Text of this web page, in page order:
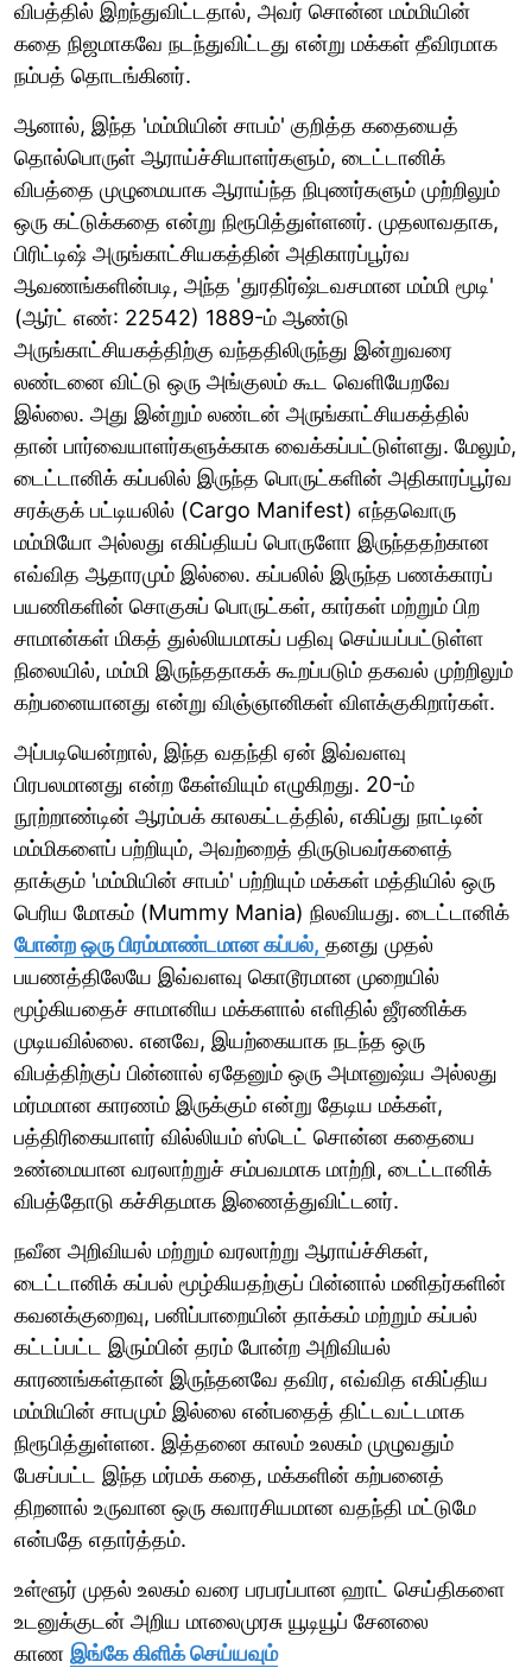
விபத்தில் இறந்துவிட்டதால், அவர் சொன்ன மம்மியின்
கதை நிஜமாகவே நடந்துவிட்டது என்று மக்கள் தீவிரமாக
நம்பத் தொடங்கினர்.
ஆனால், இந்த 'மம்மியின் சாபம்' குறித்த கதையைத்
தொல்பொருள் ஆராய்ச்சியாளர்களும், டைட்டானிக்
விபத்தை முழுமையாக ஆராய்ந்த நிபுணர்களும் முற்றிலும்
ஒரு கட்டுக்கதை என்று நிரூபித்துள்ளனர். முதலாவதாக,
பிரிட்டிஷ் அருங்காட்சியகத்தின் அதிகாரப்பூர்வ
ஆவணங்களின்படி, அந்த 'துரதிர்ஷ்டவசமான மம்மி மூடி'
(ஆர்ட் எண்: 22542) 1889-ம் ஆண்டு
அருங்காட்சியகத்திற்கு வந்ததிலிருந்து இன்றுவரை
லண்டனை விட்டு ஒரு அங்குலம் கூட வெளியேறவே
இல்லை. அது இன்றும் லண்டன் அருங்காட்சியகத்தில்
தான் பார்வையாளர்களுக்காக வைக்கப்பட்டுள்ளது. மேலும்,
டைட்டானிக் கப்பலில் இருந்த பொருட்களின் அதிகாரப்பூர்வ
சரக்குக் பட்டியலில் (Cargo Manifest) எந்தவொரு
மம்மியோ அல்லது எகிப்தியப் பொருளோ இருந்ததற்கான
எவ்வித ஆதாரமும் இல்லை. கப்பலில் இருந்த பணக்காரப்
பயணிகளின் சொகுசுப் பொருட்கள், கார்கள் மற்றும் பிற
சாமான்கள் மிகத் துல்லியமாகப் பதிவு செய்யப்பட்டுள்ள
நிலையில், மம்மி இருந்ததாகக் கூறப்படும் தகவல் முற்றிலும்
கற்பனையானது என்று விஞ்ஞானிகள் விளக்குகிறார்கள்.
அப்படியென்றால், இந்த வதந்தி ஏன் இவ்வளவு
பிரபலமானது என்ற கேள்வியும் எழுகிறது. 20-ம்
நூற்றாண்டின் ஆரம்பக் காலகட்டத்தில், எகிப்து நாட்டின்
மம்மிகளைப் பற்றியும், அவற்றைத் திருடுபவர்களைத்
தாக்கும் 'மம்மியின் சாபம்' பற்றியும் மக்கள் மத்தியில் ஒரு
பெரிய மோகம் (Mummy Mania) நிலவியது. டைட்டானிக்
போன்ற ஒரு பிரம்மாண்டமான கப்பல், தனது முதல்
பயணத்திலேயே இவ்வளவு கொடூரமான முறையில்
மூழ்கியதைச் சாமானிய மக்களால் எளிதில் ஜீரணிக்க
முடியவில்லை. எனவே, இயற்கையாக நடந்த ஒரு
விபத்திற்குப் பின்னால் ஏதேனும் ஒரு அமானுஷ்ய அல்லது
மர்மமான காரணம் இருக்கும் என்று தேடிய மக்கள்,
பத்திரிகையாளர் வில்லியம் ஸ்டெட் சொன்ன கதையை
உண்மையான வரலாற்றுச் சம்பவமாக மாற்றி, டைட்டானிக்
விபத்தோடு கச்சிதமாக இணைத்துவிட்டனர்.
நவீன அறிவியல் மற்றும் வரலாற்று ஆராய்ச்சிகள்,
டைட்டானிக் கப்பல் மூழ்கியதற்குப் பின்னால் மனிதர்களின்
கவனக்குறைவு, பனிப்பாறையின் தாக்கம் மற்றும் கப்பல்
கட்டப்பட்ட இரும்பின் தரம் போன்ற அறிவியல்
காரணங்கள்தான் இருந்தனவே தவிர, எவ்வித எகிப்திய
மம்மியின் சாபமும் இல்லை என்பதைத் திட்டவட்டமாக
நிரூபித்துள்ளன. இத்தனை காலம் உலகம் முழுவதும்
பேசப்பட்ட இந்த மர்மக் கதை, மக்களின் கற்பனைத்
திறனால் உருவான ஒரு சுவாரசியமான வதந்தி மட்டுமே
என்பதே எதார்த்தம்.
உள்ளூர் முதல் உலகம் வரை பரபரப்பான ஹாட் செய்திகளை
உடனுக்குடன் அறிய மாலைமுரசு யூடியூப் சேனலை
காண இங்கே கிளிக் செய்யவும்